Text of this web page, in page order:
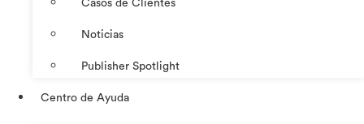
Casos de Clientes
Noticias
Publisher Spotlight
Centro de Ayuda